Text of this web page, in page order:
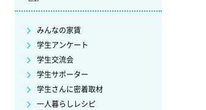
みんなの家賃
学生アンケート
学生交流会
学生サポーター
学生さんに密着取材
一人暮らしレシピ